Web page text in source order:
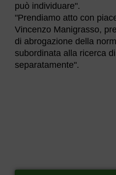
può individuare".
"Prendiamo atto con
Vincenzo Manigrasso,
di abrogazione della
subordinata alla ricerca
separatamente".